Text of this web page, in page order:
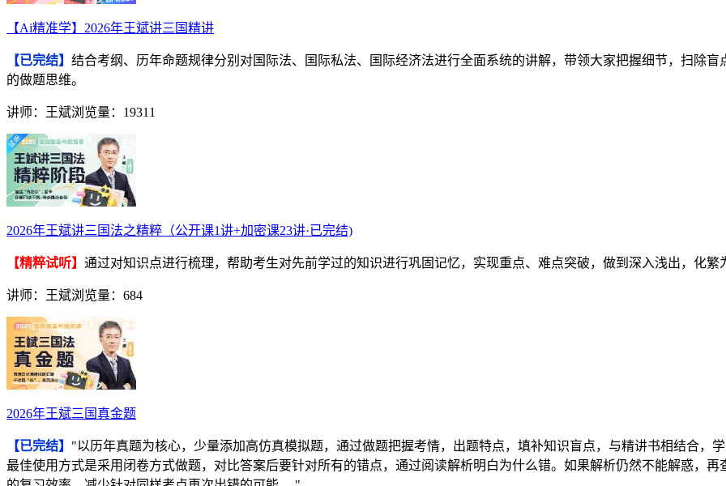
【Ai精准学】2026年王斌讲三国精讲
【已完结】 结合考纲、历年命题规律分别对国际法、国际私法、国际经济法进行全面系统的讲解，带领大家把握细节，扫除
的做题思维。
讲师：王斌浏览量：19311
2026年王斌讲三国法之精粹（公开课1讲+加密课23讲·已完结)
【精粹试听】 通过对知识点进行梳理，帮助考生对先前学过的知识进行巩固记忆，实现重点、难点突破，做到深入浅出，化繁
讲师：王斌浏览量：684
2026年王斌三国真金题
【已完结】 "以历年真题为核心，少量添加高仿真模拟题，通过做题把握考情，出题特点，填补知识盲点，与精讲书相结合，
最佳使用方式是采用闭卷方式做题，对比答案后要针对所有的错点，通过阅读解析明白为什么错。如果解析仍然不能解惑，